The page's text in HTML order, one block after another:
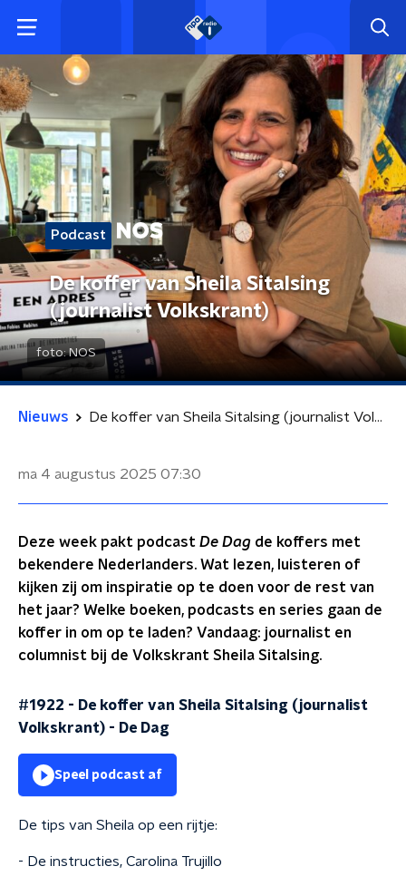
Podcast
De koffer van Sheila Sitalsing
(journalist Volkskrant)
foto:NOS
Nieuws De koffer van Sheila Sitalsing (journalist Volkskrant)
ma 4 augustus 2025 07:30
Deze week pakt podcast De Dag de koffers met
bekendere Nederlanders. Wat lezen, luisteren of
kijken zij om inspiratie op te doen voor de rest van
het jaar? Welke boeken, podcasts en series gaan de
koffer in om op te laden? Vandaag: journalist en
columnist bij de Volkskrant Sheila Sitalsing.
#1922 - De koffer van Sheila Sitalsing (journalist
Volkskrant) - De Dag
Speel podcast af
De tips van Sheila op een rijtje:
- De instructies, Carolina Trujillo